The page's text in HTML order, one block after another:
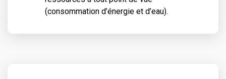
(consommation d’énergie et d’eau).